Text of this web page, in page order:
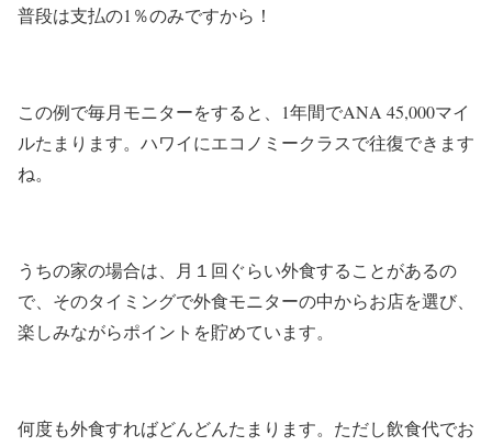
普段は支払の1％のみですから！
この例で毎月モニターをすると、1年間でANA 45,000マイ
ルたまります。ハワイにエコノミークラスで往復できます
ね。
うちの家の場合は、月１回ぐらい外食することがあるの
で、そのタイミングで外食モニターの中からお店を選び、
楽しみながらポイントを貯めています。
何度も外食すればどんどんたまります。ただし飲食代でお